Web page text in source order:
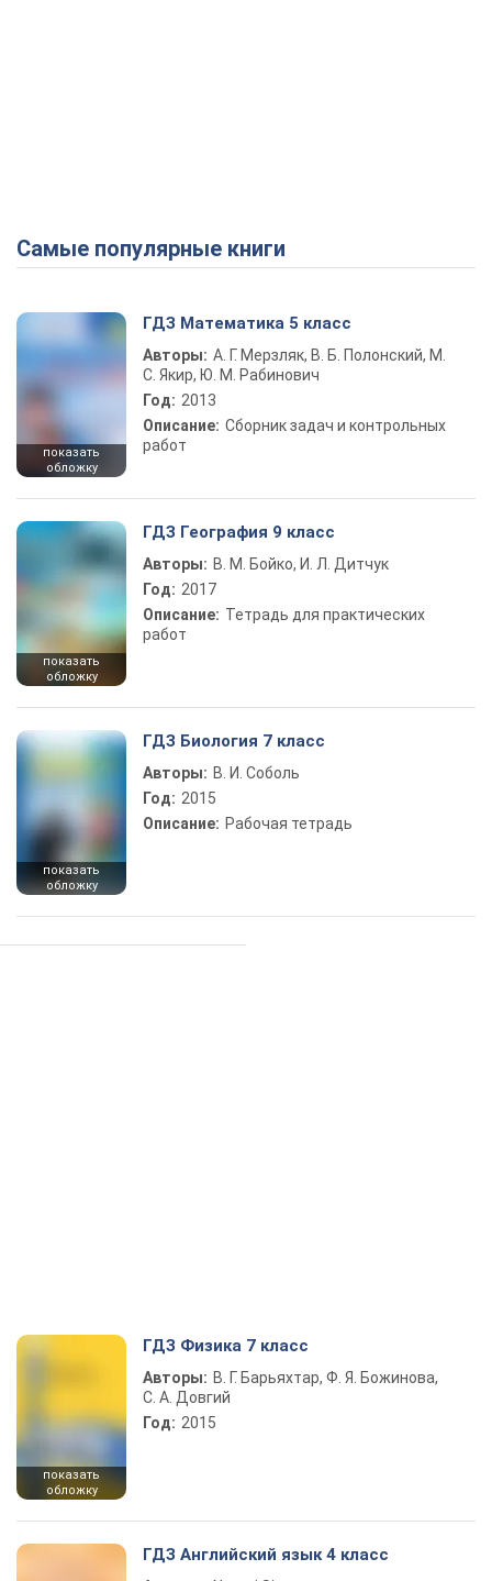
Самые популярные книги
показать
обложку
ГДЗ Математика 5 класс
Авторы: А. Г. Мерзляк, В. Б. Полонский, М.
С. Якир, Ю. М. Рабинович
Год: 2013
Описание: Сборник задач и контрольных
работ
показать
обложку
ГДЗ География 9 класс
Авторы: В. М. Бойко, И. Л. Дитчук
Год: 2017
Описание: Тетрадь для практических
работ
показать
обложку
ГДЗ Биология 7 класс
Авторы: В. И. Соболь
Год: 2015
Описание: Рабочая тетрадь
показать
обложку
ГДЗ Физика 7 класс
Авторы: В. Г. Барьяхтар, Ф. Я. Божинова,
С. А. Довгий
Год: 2015
ГДЗ Английский язык 4 класс